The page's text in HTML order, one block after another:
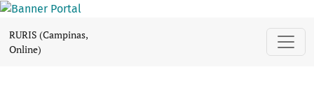
RURIS (Campinas,
Online)